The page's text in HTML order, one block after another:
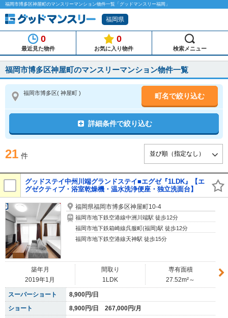
福岡市博多区神屋町のマンスリーマンション物件一覧「グッドマンスリー福岡」
福岡県
0
最近見た物件
0
お気に入り物件 検索メニュー
福岡市博多区神屋町のマンスリーマンション物件一覧
福岡市博多区( 神屋町 ) 町名で絞り込む
詳細条件で絞り込む
21 件
グッドステイ中州川端グランドステイ■エグゼ『1LDK』【エ
グゼクティブ・浴室乾燥機・温水洗浄便座・独立洗面台】
福岡県福岡市博多区神屋町10-4
福岡市地下鉄空港線中洲川端駅 徒歩12分
福岡市地下鉄箱崎線呉服町(福岡)駅 徒歩12分
福岡市地下鉄空港線天神駅 徒歩15分
築年月
2019年1月
間取り
1LDK
専有面積
27.52m²～
スーパーショート
8,900円/日
ショート
8,900円/日 267,000円/月